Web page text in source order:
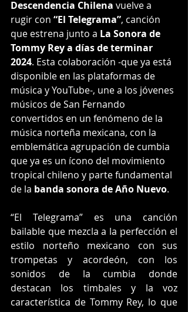
Descendencia Chilena vuelve a
rugir con “El Telegrama”, canción
que estrena junto a La Sonora de
Tommy Rey a días de terminar
2024. Esta colaboración -que ya está
disponible en las plataformas de
música y YouTube-, une a los jóvenes
músicos de San Fernando
convertidos en un fenómeno de la
música norteña mexicana, con la
emblemática agrupación de cumbia
que ya es un ícono del movimiento
tropical chileno y parte fundamental
de la banda sonora de Año Nuevo.
“El Telegrama” es una canción
bailable que mezcla a la perfección el
estilo norteño mexicano con sus
trompetas y acordeón, con los
sonidos de la cumbia donde
destacan los timbales y la voz
característica de Tommy Rey, lo que